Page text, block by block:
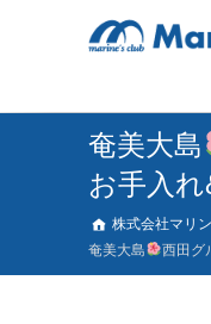
奄美大島
お手入
株式会社マリ
奄美大島
西田グ